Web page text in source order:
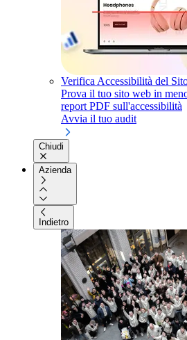
Verifica Accessibilità del
Prova il tuo sito web in
report PDF sull'accessibilità
Avvia il tuo audit
Chiudi
Azienda
Indietro